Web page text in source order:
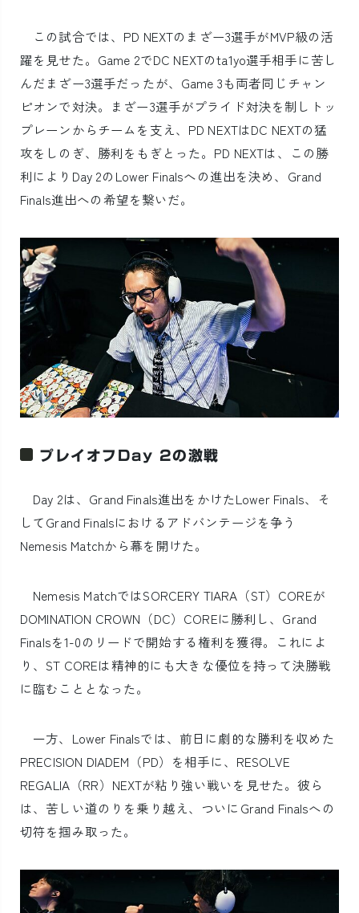
この試合では、PD NEXTのまざー3選手がMVP級の活
躍を見せた。Game 2でDC NEXTのta1yo選手相手に苦し
んだまざー3選手だったが、Game 3も両者同じチャン
ピオンで対決。まざー3選手がプライド対決を制しトッ
プレーンからチームを支え、PD NEXTはDC NEXTの猛
攻をしのぎ、勝利をもぎとった。PD NEXTは、この勝
利によりDay 2のLower Finalsへの進出を決め、Grand
Finals進出への希望を繋いだ。
プレイオフDay 2の激戦
Day 2は、Grand Finals進出をかけたLower Finals、そ
してGrand Finalsにおけるアドバンテージを争う
Nemesis Matchから幕を開けた。
Nemesis MatchではSORCERY TIARA（ST）COREが
DOMINATION CROWN（DC）COREに勝利し、Grand
Finalsを1-0のリードで開始する権利を獲得。これによ
り、ST COREは精神的にも大きな優位を持って決勝戦
に臨むこととなった。
一方、Lower Finalsでは、前日に劇的な勝利を収めた
PRECISION DIADEM（PD）を相手に、RESOLVE
REGALIA（RR）NEXTが粘り強い戦いを見せた。彼ら
は、苦しい道のりを乗り越え、ついにGrand Finalsへの
切符を掴み取った。